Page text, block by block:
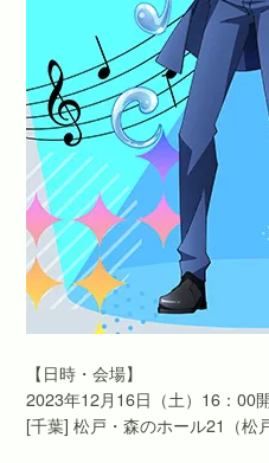
【日時・会場】
2023年12月16日（土）16：00
[千葉] 松戸・森のホール21（松